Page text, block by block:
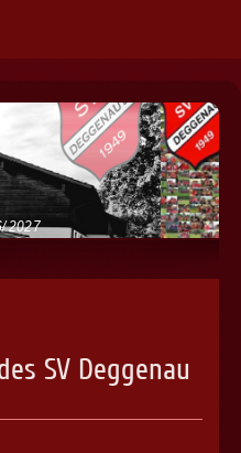
2027
SV Deggenau